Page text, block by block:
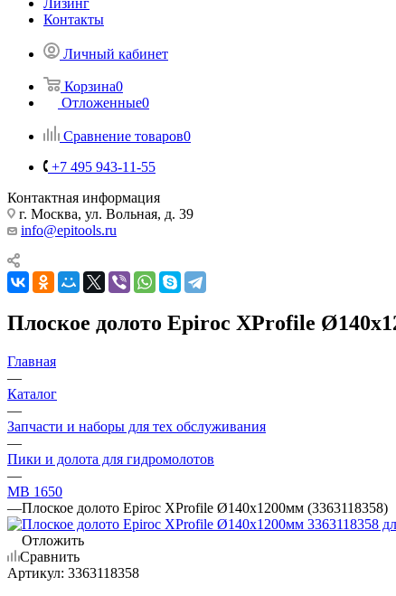
Лизинг
Контакты
Личный кабинет
Корзина0
Отложенные0
Сравнение товаров0
+7 495 943-11-55
Контактная информация
г. Москва, ул. Вольная, д. 39
info@epitools.ru
Плоское долото Epiroc XProfile
Главная
—
Каталог
—
Запчасти и наборы для тех обслуживания
—
Пики и долота для гидромолотов
—
MB 1650
—Плоское долото Epiroc XProfile Ø140x1200мм (3363118358)
Отложить
Сравнить
Артикул: 3363118358